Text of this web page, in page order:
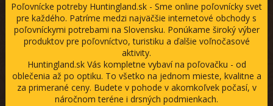
Poľovnícke potreby Huntingland.sk - Sme online poľovnícky svet
pre každého. Patríme medzi najväčšie internetové obchody s
poľovníckymi potrebami na Slovensku. Ponúkame široký výber
produktov pre poľovníctvo, turistiku a ďalšie voľnočasové
aktivity.
Huntingland.sk Vás kompletne vybaví na poľovačku - od
oblečenia až po optiku. To všetko na jednom mieste, kvalitne a
za primerané ceny. Budete v pohode v akomkoľvek počasí, v
náročnom teréne i drsných podmienkach.